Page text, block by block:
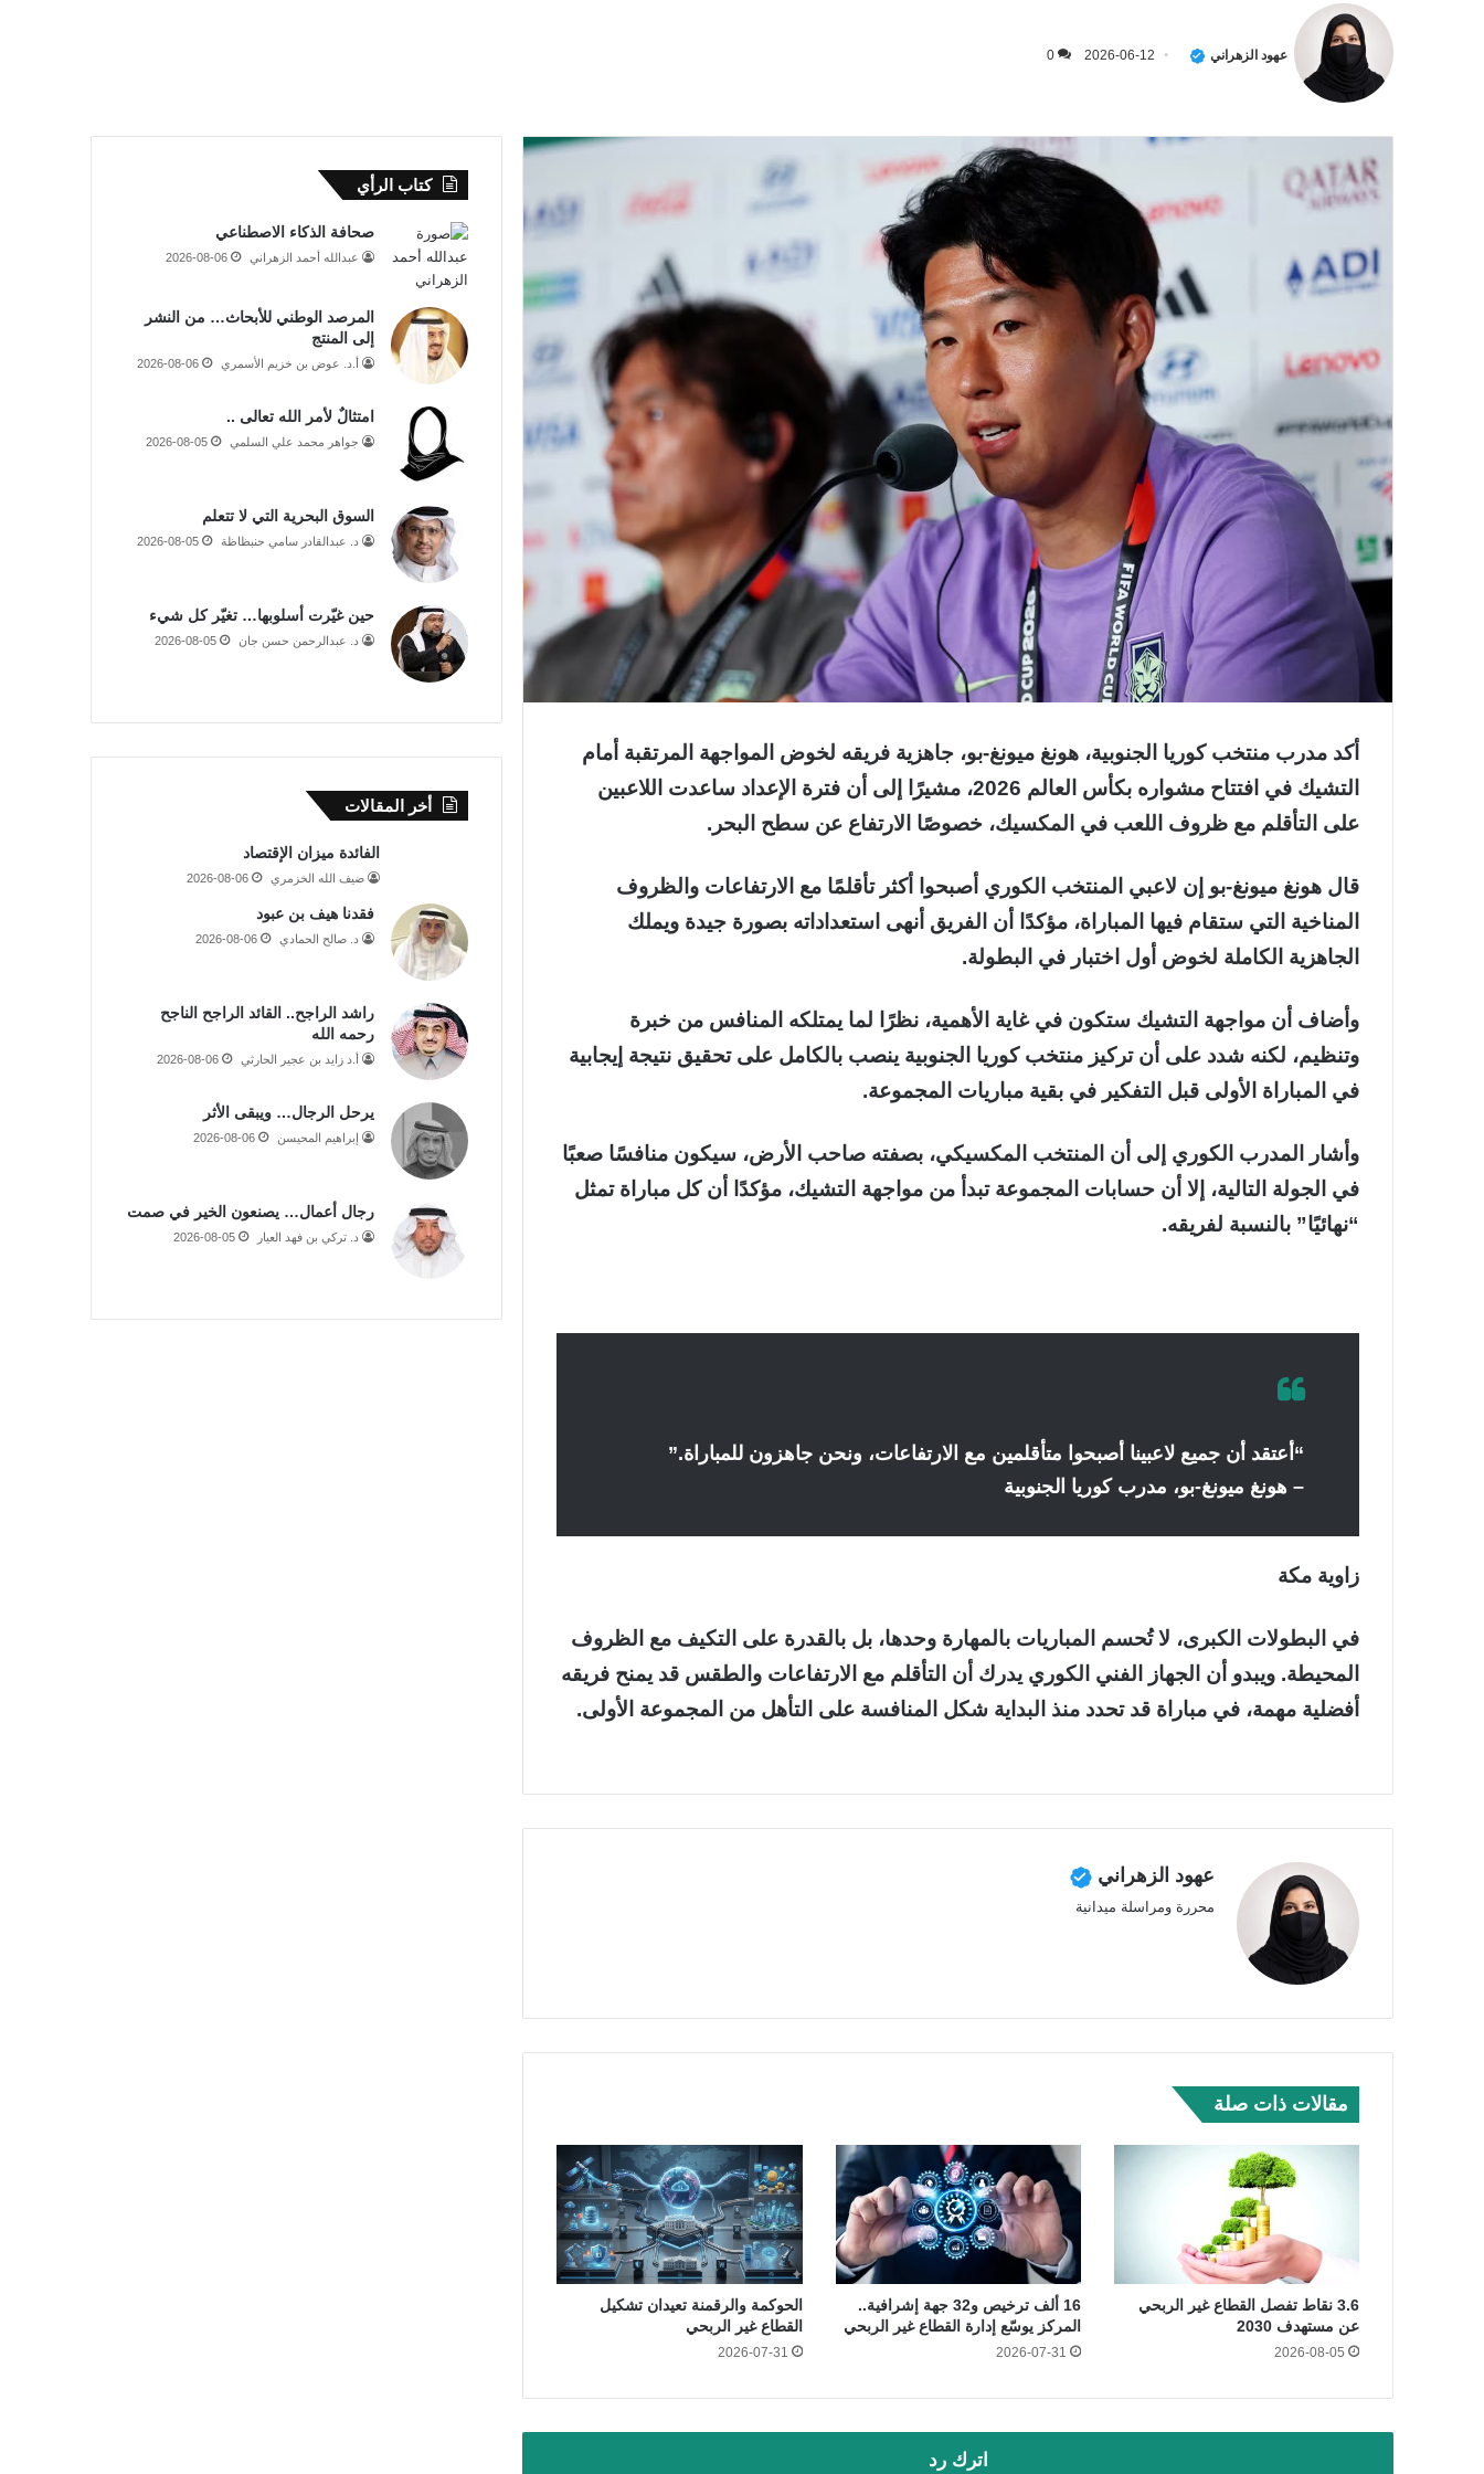
عهود الزهراني 2026-06-12
0
أكد مدرب منتخب كوريا الجنوبية، هونغ ميونغ-بو، جاهزية فريقه لخوض المواجهة المرتقبة أمام
التشيك في افتتاح مشواره بكأس العالم 2026، مشيرًا إلى أن فترة الإعداد ساعدت اللاعبين
على التأقلم مع ظروف اللعب في المكسيك، خصوصًا الارتفاع عن سطح البحر.
قال هونغ ميونغ-بو إن لاعبي المنتخب الكوري أصبحوا أكثر تأقلمًا مع الارتفاعات والظروف
المناخية التي ستقام فيها المباراة، مؤكدًا أن الفريق أنهى استعداداته بصورة جيدة ويملك
الجاهزية الكاملة لخوض أول اختبار في البطولة.
وأضاف أن مواجهة التشيك ستكون في غاية الأهمية، نظرًا لما يمتلكه المنافس من خبرة
وتنظيم، لكنه شدد على أن تركيز منتخب كوريا الجنوبية ينصب بالكامل على تحقيق نتيجة إيجابية
في المباراة الأولى قبل التفكير في بقية مباريات المجموعة.
وأشار المدرب الكوري إلى أن المنتخب المكسيكي، بصفته صاحب الأرض، سيكون منافسًا صعبًا
في الجولة التالية، إلا أن حسابات المجموعة تبدأ من مواجهة التشيك، مؤكدًا أن كل مباراة تمثل
“نهائيًا” بالنسبة لفريقه.
“أعتقد أن جميع لاعبينا أصبحوا متأقلمين مع الارتفاعات، ونحن جاهزون للمباراة.”
– هونغ ميونغ-بو، مدرب كوريا الجنوبية
زاوية مكة
في البطولات الكبرى، لا تُحسم المباريات بالمهارة وحدها، بل بالقدرة على التكيف مع الظروف
المحيطة. ويبدو أن الجهاز الفني الكوري يدرك أن التأقلم مع الارتفاعات والطقس قد يمنح فريقه
أفضلية مهمة، في مباراة قد تحدد منذ البداية شكل المنافسة على التأهل من المجموعة الأولى.
عهود الزهراني
محررة ومراسلة ميدانية
مقالات ذات صلة
3.6 نقاط تفصل القطاع غير الربحي
عن مستهدف 2030
2026-08-05
16 ألف ترخيص و32 جهة إشرافية..
المركز يوسّع إدارة القطاع غير الربحي
2026-07-31
الحوكمة والرقمنة تعيدان تشكيل
القطاع غير الربحي
2026-07-31
اترك رد
كتاب الرأي
صحافة الذكاء الاصطناعي
عبدالله أحمد الزهراني 2026-08-06
المرصد الوطني للأبحاث… من النشر
إلى المنتج
أ.د. عوض بن خزيم الأسمري 2026-08-06
امتثالٌ لأمر الله تعالى ..
جواهر محمد علي السلمي 2026-08-05
السوق البحرية التي لا تتعلم
د. عبدالقادر سامي حنبظاظة 2026-08-05
حين غيّرت أسلوبها… تغيّر كل شيء
د. عبدالرحمن حسن جان 2026-08-05
أخر المقالات
الفائدة ميزان الإقتصاد
ضيف الله الخزمري 2026-08-06
فقدنا هيف بن عبود
د. صالح الحمادي 2026-08-06
راشد الراجح.. القائد الراجح الناجح
رحمه الله
أ.د زايد بن عجير الحارثي 2026-08-06
يرحل الرجال… ويبقى الأثر
إبراهيم المحيسن 2026-08-06
رجال أعمال… يصنعون الخير في صمت
د. تركي بن فهد العيار 2026-08-05